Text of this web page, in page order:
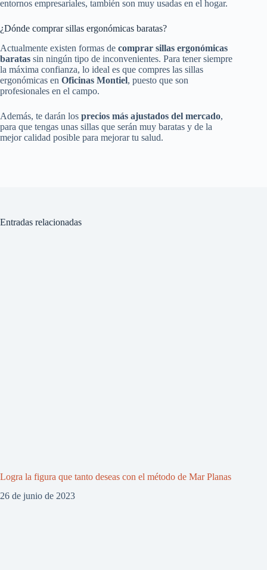
entornos empresariales, también son muy usadas en el hogar.
¿Dónde comprar sillas ergonómicas baratas?
Actualmente existen formas de comprar sillas ergonómicas
baratas sin ningún tipo de inconvenientes. Para tener siempre
la máxima confianza, lo ideal es que compres las sillas
ergonómicas en Oficinas Montiel, puesto que son
profesionales en el campo.
Además, te darán los precios más ajustados del mercado,
para que tengas unas sillas que serán muy baratas y de la
mejor calidad posible para mejorar tu salud.
Entradas relacionadas
Logra la figura que tanto deseas con el método de Mar Planas
26 de junio de 2023